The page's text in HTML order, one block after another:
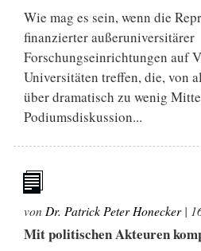
Wie mag es sein, wenn die
finanzierter außeruniversitärer
Forschungseinrichtungen auf
Universitäten treffen, die, von
über dramatisch zu wenig
Podiumsdiskussion...
von Dr. Patrick Peter Honecker|
Mit politischen Akteuren